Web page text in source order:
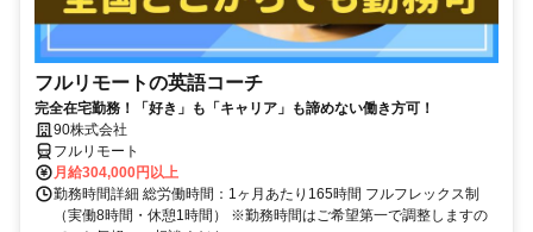
フルリモートの英語コーチ
完全在宅勤務！「好き」も「キャリア」も諦めない働き方可！
90株式会社
フルリモート
月給304,000円以上
勤務時間詳細 総労働時間：1ヶ月あたり165時間 フルフレックス制
（実働8時間・休憩1時間） ※勤務時間はご希望第一で調整しますの